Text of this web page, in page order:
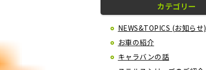
カテゴリー
NEWS&TOPICS (お知らせ)
お車の紹介
キャラバンの話